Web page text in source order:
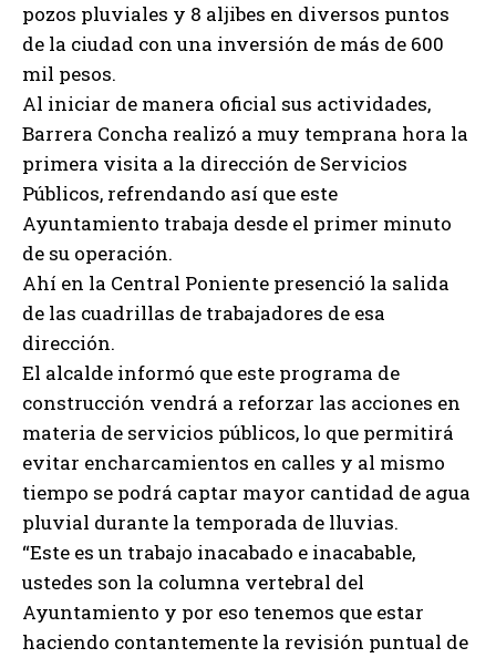
pozos pluviales y 8 aljibes en diversos puntos
de la ciudad con una inversión de más de 600
mil pesos.
Al iniciar de manera oficial sus actividades,
Barrera Concha realizó a muy temprana hora la
primera visita a la dirección de Servicios
Públicos, refrendando así que este
Ayuntamiento trabaja desde el primer minuto
de su operación.
Ahí en la Central Poniente presenció la salida
de las cuadrillas de trabajadores de esa
dirección.
El alcalde informó que este programa de
construcción vendrá a reforzar las acciones en
materia de servicios públicos, lo que permitirá
evitar encharcamientos en calles y al mismo
tiempo se podrá captar mayor cantidad de agua
pluvial durante la temporada de lluvias.
“Este es un trabajo inacabado e inacabable,
ustedes son la columna vertebral del
Ayuntamiento y por eso tenemos que estar
haciendo contantemente la revisión puntual de